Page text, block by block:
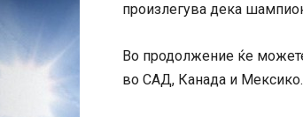
произлегува дека
Во продолжение ќе
во САД, Канада и Мексико.